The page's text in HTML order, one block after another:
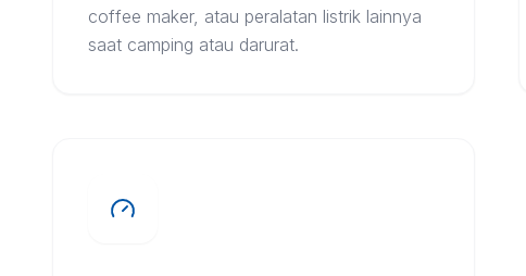
coffee maker, atau peralatan listrik lainnya
saat camping atau darurat.